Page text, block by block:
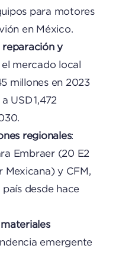
para motores
en México.
reparación y
el mercado local
millones en 2023
USD 1,472
regionales:
Embraer (20 E2
Mexicana) y CFM,
desde hace
emergente